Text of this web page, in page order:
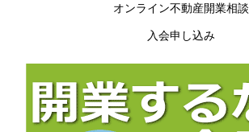
オンライン不動産開業相談
入会申し込み